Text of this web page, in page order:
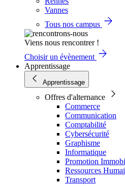
Vannes
Tous nos campus
Viens nous rencontrer !
Choisir un évènement
Apprentissage
Apprentissage
Offres d'alternance
Commerce
Communication
Comptabilité
Cybersécurité
Graphisme
Informatique
Promotion
Ressources
Transport